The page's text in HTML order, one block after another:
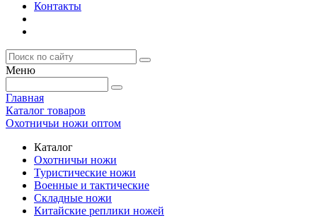
Контакты
Меню
Главная
Каталог товаров
Охотничьи ножи оптом
Каталог
Охотничьи ножи
Туристические ножи
Военные и тактические
Складные ножи
Китайские реплики ножей